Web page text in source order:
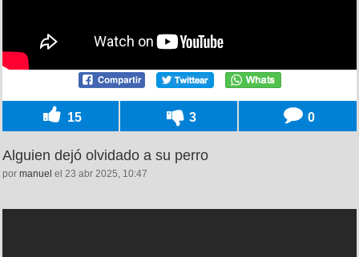
15 3 0
Alguien dejó olvidado a su perro
por manuel el 23 abr 2025, 10:47